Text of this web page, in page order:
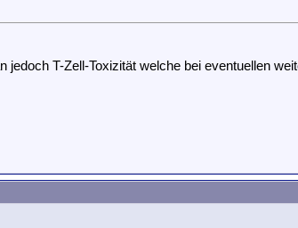
T-Zell-Toxizität welche bei eventuellen